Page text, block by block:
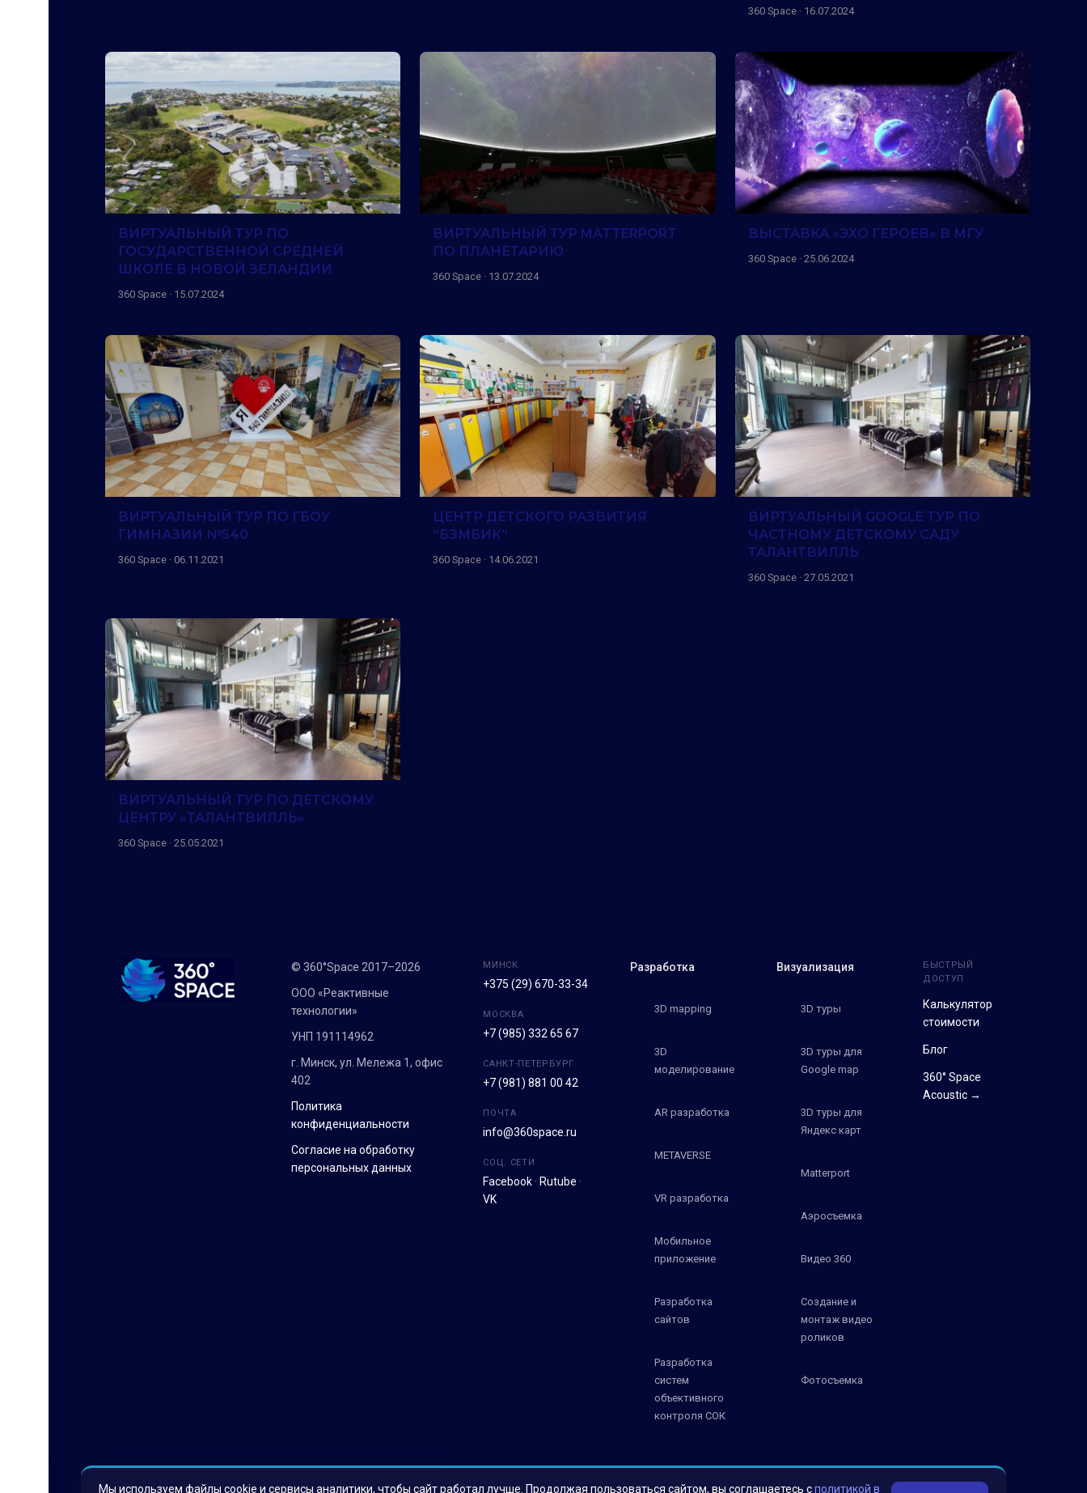
360 Space · 16.07.2024
ВИРТУАЛЬНЫЙ ТУР ПО
ГОСУДАРСТВЕННОЙ СРЕДНЕЙ
ШКОЛЕ В НОВОЙ ЗЕЛАНДИИ
360 Space · 15.07.2024
ВИРТУАЛЬНЫЙ ТУР MATTERPORT
ПО ПЛАНЕТАРИЮ
360 Space · 13.07.2024
ВЫСТАВКА «ЭХО ГЕРОЕВ» В МГУ
360 Space · 25.06.2024
ВИРТУАЛЬНЫЙ ТУР ПО ГБОУ
ГИМНАЗИИ №540
360 Space · 06.11.2021
ЦЕНТР ДЕТСКОГО РАЗВИТИЯ
“БЭМБИК”
360 Space · 14.06.2021
ВИРТУАЛЬНЫЙ GOOGLE ТУР ПО
ЧАСТНОМУ ДЕТСКОМУ САДУ
ТАЛАНТВИЛЛЬ
360 Space · 27.05.2021
ВИРТУАЛЬНЫЙ ТУР ПО ДЕТСКОМУ
ЦЕНТРУ «ТАЛАНТВИЛЛЬ»
360 Space · 25.05.2021
© 360°Space 2017–2026
ООО «Реактивные
технологии»
УНП 191114962
г. Минск, ул. Мележа 1, офис
402
Политика
конфиденциальности
Согласие на обработку
персональных данных
МИНСК
+375 (29) 670-33-34
МОСКВА
+7 (985) 332 65 67
САНКТ-ПЕТЕРБУРГ
+7 (981) 881 00 42
ПОЧТА
info@360space.ru
СОЦ. СЕТИ
Facebook · Rutube ·
VK
Разработка
3D mapping
3D
моделирование
AR разработка
METAVERSE
VR разработка
Мобильное
приложение
Разработка
сайтов
Разработка
систем
объективного
контроля СОК
Визуализация
3D туры
3D туры для
Google map
3D туры для
Яндекс карт
Matterport
Аэросъемка
Видео 360
Создание и
монтаж видео
роликов
Фотосъемка
БЫСТРЫЙ
ДОСТУП
Калькулятор
стоимости
Блог
360° Space
Acoustic →
Мы используем файлы cookie и сервисы аналитики, чтобы сайт работал лучше. Продолжая пользоваться сайтом, вы соглашаетесь сполитикой в